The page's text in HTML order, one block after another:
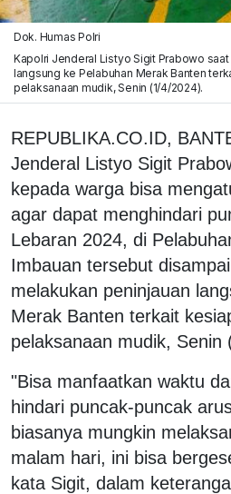
Dok. Humas Polri
Kapolri Jenderal Listyo Sigit Prabowo
langsung ke Pelabuhan Merak Banten
pelaksanaan mudik, Senin (1/4/2024).
REPUBLIKA.CO.ID,
Jenderal Listyo Sigit
kepada warga bisa
agar dapat menghindari
Lebaran 2024, di
Imbauan tersebut
melakukan peninjauan
Merak Banten terkait
pelaksanaan mudik, Senin
"Bisa manfaatkan waktu
hindari puncak-puncak
biasanya mungkin
malam hari, ini bisa
kata Sigit, dalam